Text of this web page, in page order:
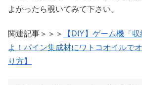
よかったら覗いてみて下さい。
関連記事＞＞＞
【DIY】ゲーム機「
よ！パイン集成材にワトコオイルで
り方】